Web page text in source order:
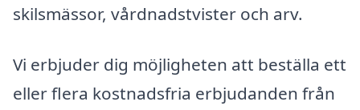
skilsmässor, vårdnadstvister och arv.
Vi erbjuder dig möjligheten att beställa ett
eller flera kostnadsfria erbjudanden från